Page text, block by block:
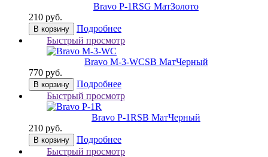
Bravo P-1RSG МатЗолото
210 руб.
В корзину
Подробнее
Быстрый просмотр
Bravo M-3-WCSB МатЧерный
770 руб.
В корзину
Подробнее
Быстрый просмотр
Bravo P-1RSB МатЧерный
210 руб.
В корзину
Подробнее
Быстрый просмотр